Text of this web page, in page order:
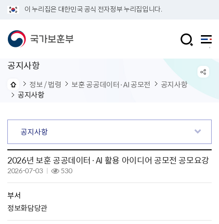
이 누리집은 대한민국 공식 전자정부 누리집입니다.
공지사항
정보 / 법령 보훈 공공데이터·AI 공모전
공지사항
공지사항
공지사항
2026년 보훈 공공데이터·AI 활용 아이디어 공모전 공모요강
2026-07-03 530
부서
정보화담당관